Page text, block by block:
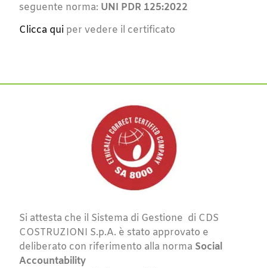
seguente norma: UNI PDR 125:2022
Clicca qui per vedere il certificato
Si attesta che il Sistema di Gestione di CDS
COSTRUZIONI S.p.A. è stato approvato e
deliberato con riferimento alla norma Social
Accountability